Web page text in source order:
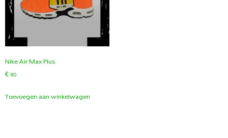
Nike Air Max Plus
€80
Toevoegen aan winkelwagen